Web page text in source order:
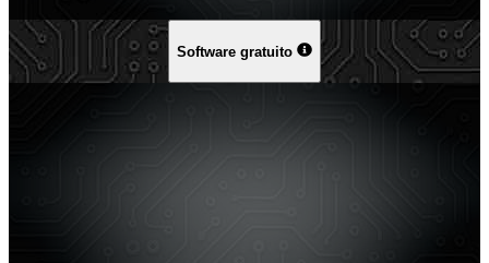
Software gratuito